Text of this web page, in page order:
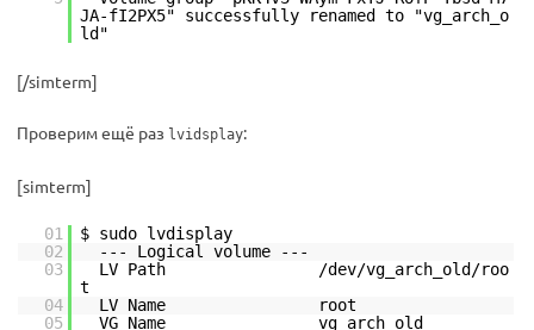
JA-fI2PX5" successfully renamed to "vg_arch_o
ld"
[/simterm]
Проверим ещё раз lvidsplay:
[simterm]
01
$ sudo lvdisplay
02
--- Logical volume ---
03
LV Path /dev/vg_arch_old/roo
t
04
LV Name root
05
VG Name vg_arch_old